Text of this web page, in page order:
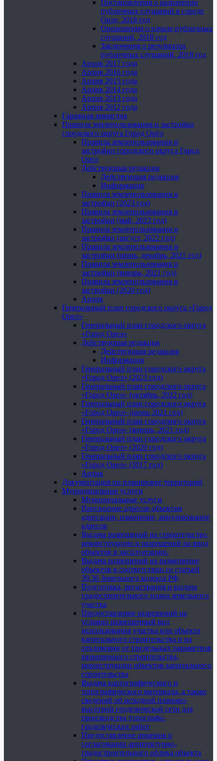
Постановления о назначении
публичных слушаний в городе
Орле, 2018 год
Оповещения о начале публичных
слушаний, 2018 год
Заключения о результатах
публичных слушаний, 2018 год
Архив 2017 года
Архив 2016 года
Архив 2015 года
Архив 2014 года
Архив 2013 года
Архив 2012 года
Гаражная амнистия
Правила землепользования и застройки
городского округа Город Орёл
Правила землепользования и
застройки городского округа Город
Орёл
Действующая редакция
Действующая редакция
Информация
Правила землепользования и
застройки (2023 год)
Правила землепользования и
застройки (май, 2023 год)
Правила землепользования и
застройки (август, 2022 год)
Правила землепользования и
застройки (июнь, декабрь, 2021 год)
Правила землепользования и
застройки (январь, 2021 год)
Правила землепользования и
застройки (2020 год)
Архив
Генеральный план городского округа «Город
Орел»
Генеральный план городского округа
«Город Орел»
Действующая редакция
Действующая редакция
Информация
Генеральный план городского округа
«Город Орел» (2023 год)
Генеральный план городского округа
«Город Орел» (октябрь, 2022 год)
Генеральный план городского округа
«Город Орел» (июнь 2021 год)
Генеральный план городского округа
«Город Орел» (январь, 2021 год)
Генеральный план городского округа
«Город Орел» (2020 год)
Генеральный план городского округа
«Город Орел» (2017 год)
Архив
Документация по планировке территорий
Муниципальные услуги
Муниципальные услуги
Присвоение адресов объектам
адресации, изменение, аннулирование
адресов
Выдача разрешений на строительство,
реконструкцию и разрешений на ввод
объектов в эксплуатацию.
Выдача разрешений на размещение
объектов в соответствии со статьей
39.36 Земельного кодекса РФ
Подготовка, регистрация и выдача
градостроительного плана земельного
участка
Предоставление разрешений на
условно разрешенный вид
использования участка или объекта
капитального строительства и на
отклонение от предельных параметров
разрешенного строительства,
реконструкции объектов капитального
строительства
Выдача картографического и
топографического материала, а также
сведений об исходной планово-
высотной геодезической сети для
производства топографо-
геодезических работ
Предоставление решения о
согласовании архитектурно-
градостроительного облика объекта